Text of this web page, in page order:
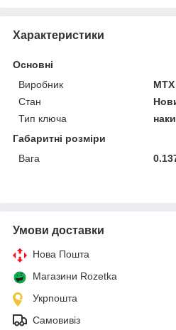
Характеристики
Основні
Виробник
MTX
Стан
Тип ключа
Габаритні розміри
Вага
Умови доставки
Нова Пошта
Магазини Rozetka
Укрпошта
Самовивіз